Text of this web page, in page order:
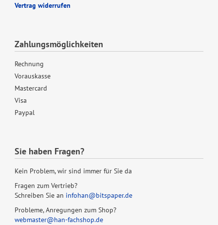
Vertrag widerrufen
Zahlungsmöglichkeiten
Rechnung
Vorauskasse
Mastercard
Visa
Paypal
Sie haben Fragen?
Kein Problem, wir sind immer für Sie da
Fragen zum Vertrieb?
Schreiben Sie an infohan@bitspaper.de
Probleme, Anregungen zum Shop?
webmaster@han-fachshop.de